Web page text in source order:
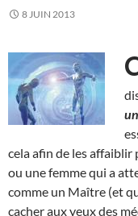
8 JUIN 2013
cela afin de les affaiblir
ou une femme qui a
comme un Maître (et
cacher aux yeux des